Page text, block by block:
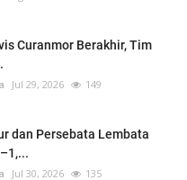
Curanmor Berakhir, Tim
Jul 29, 2026 149
dan Persebata Lembata
Jul 30, 2026 135